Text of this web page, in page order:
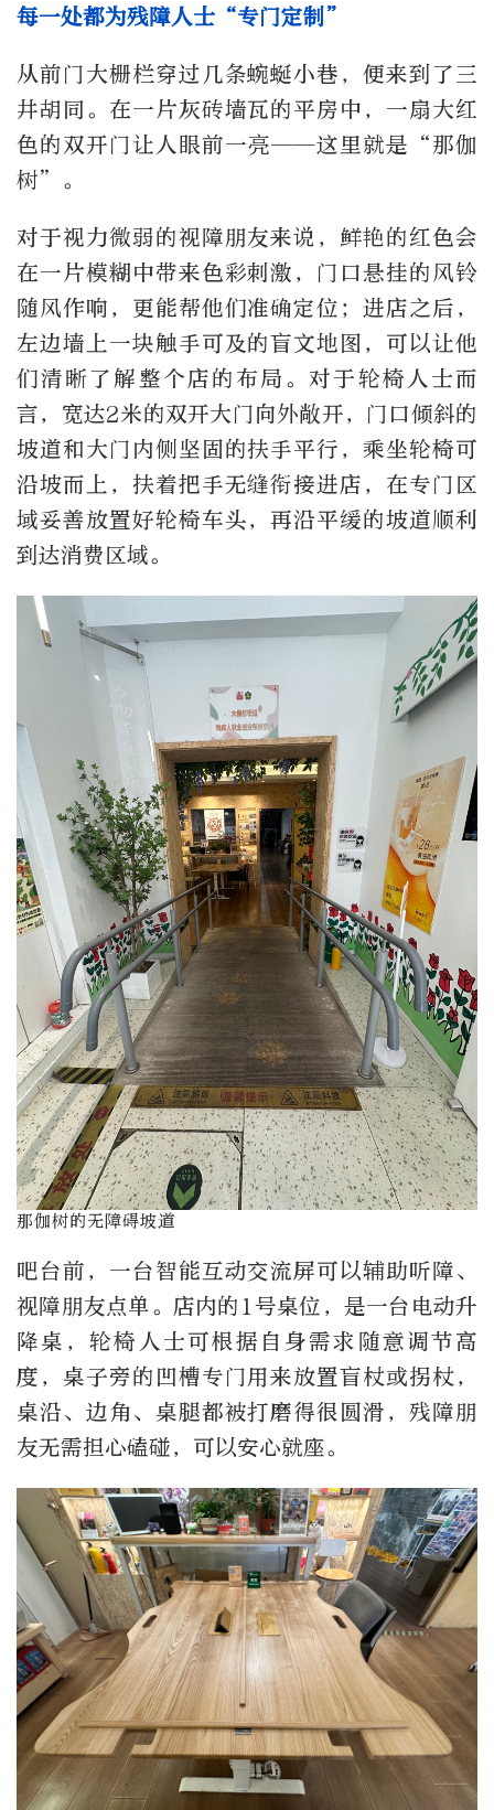
每一处都为残障人士“专门定制”
从前门大栅栏穿过几条蜿蜒小巷，便来到了三
井胡同。在一片灰砖墙瓦的平房中，一扇大红
色的双开门让人眼前一亮——这里就是“那伽
树”。
对于视力微弱的视障朋友来说，鲜艳的红色会
在一片模糊中带来色彩刺激，门口悬挂的风铃
随风作响，更能帮他们准确定位；进店之后，
左边墙上一块触手可及的盲文地图，可以让他
们清晰了解整个店的布局。对于轮椅人士而
言，宽达2米的双开大门向外敞开，门口倾斜的
坡道和大门内侧坚固的扶手平行，乘坐轮椅可
沿坡而上，扶着把手无缝衔接进店，在专门区
域妥善放置好轮椅车头，再沿平缓的坡道顺利
到达消费区域。
那伽树的无障碍坡道
吧台前，一台智能互动交流屏可以辅助听障、
视障朋友点单。店内的 1 号桌位，是一台电动升
降桌，轮椅人士可根据自身需求随意调节高
度，桌子旁的凹槽专门用来放置盲杖或拐杖，
桌沿、边角、桌腿都被打磨得很圆滑，残障朋
友无需担心磕碰，可以安心就座。